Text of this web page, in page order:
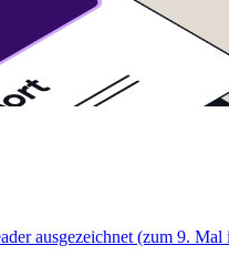
ausgezeichnet (zum 9. Mal